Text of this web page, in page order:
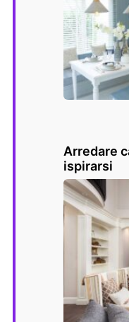
Arredare
ispirarsi